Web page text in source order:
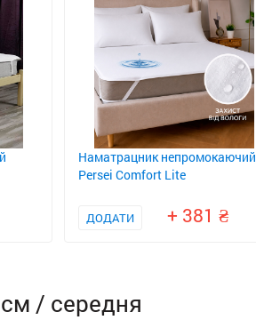
Наматрацник непромокаючий
Persei Comfort Lite
ДОДАТИ + 381
/ середня